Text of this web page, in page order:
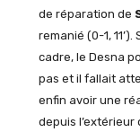
de réparation de
remanié (0-1,
cadre, le Desna
pas et il fallait
enfin avoir une
depuis